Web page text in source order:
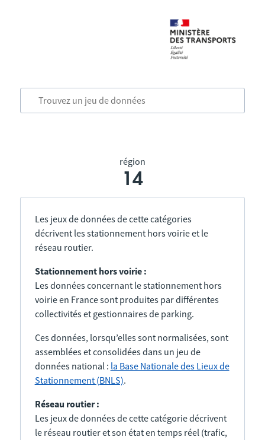
région
14
Les jeux de données de cette catégories
décrivent les stationnement hors voirie et le
réseau routier.
Stationnement hors voirie :
Les données concernant le stationnement hors
voirie en France sont produites par différentes
collectivités et gestionnaires de parking.
Ces données, lorsqu’elles sont normalisées, sont
assemblées et consolidées dans un jeu de
données national : la Base Nationale des Lieux de
Stationnement (BNLS).
Réseau routier :
Les jeux de données de cette catégorie décrivent
le réseau routier et son état en temps réel (trafic,